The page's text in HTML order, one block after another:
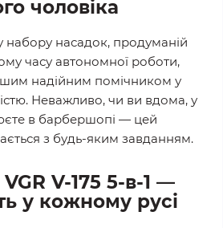
чоловіка
насадок, продуманій
часу автономної роботи,
надійним помічником у
Неважливо, чи ви вдома, у
в барбершопі — цей
з будь-яким завданням.
V-175 5-в-1 —
у кожному русі